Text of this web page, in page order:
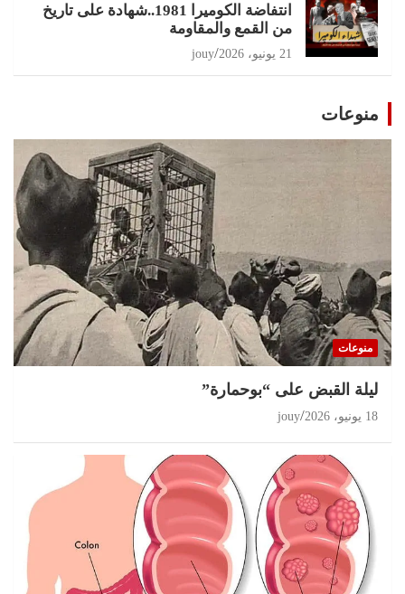
انتفاضة الكوميرا 1981..شهادة على تاريخ
من القمع والمقاومة
21 يونيو، 2026 jouy
منوعات
منوعات
ليلة القبض على “بوحمارة”
18 يونيو، 2026 jouy